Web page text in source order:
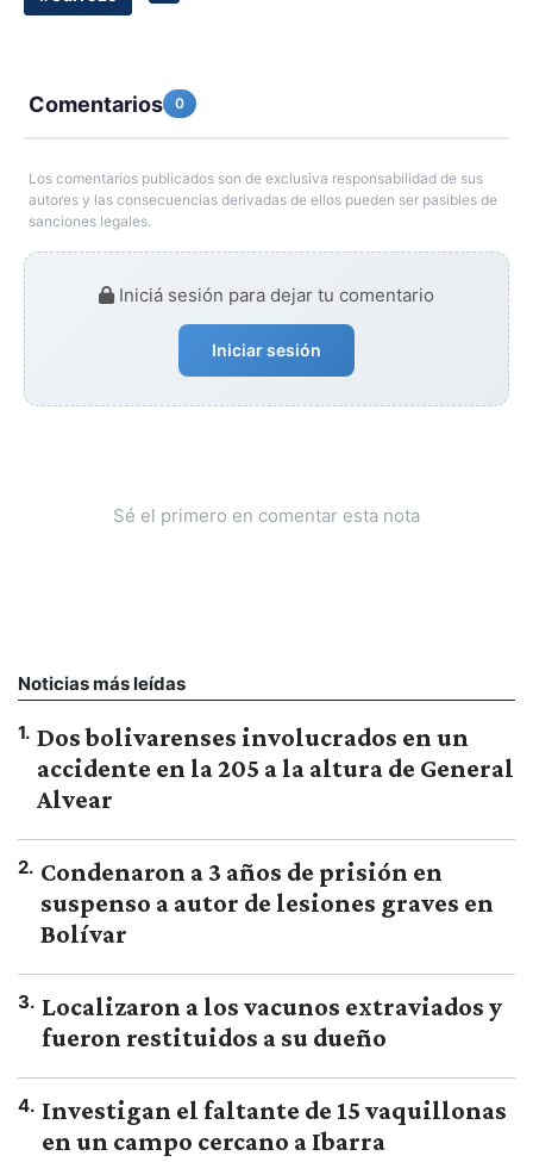
Comentarios 0
Los comentarios publicados son de exclusiva responsabilidad de sus
autores y las consecuencias derivadas de ellos pueden ser pasibles de
sanciones legales.
Iniciá sesión para dejar tu comentario
Iniciar sesión
Sé el primero en comentar esta nota
Noticias más leídas
1. Dos bolivarenses involucrados en un
accidente en la 205 a la altura de General
Alvear
2. Condenaron a 3 años de prisión en
suspenso a autor de lesiones graves en
Bolívar
3. Localizaron a los vacunos extraviados y
fueron restituidos a su dueño
4. Investigan el faltante de 15 vaquillonas
en un campo cercano a Ibarra